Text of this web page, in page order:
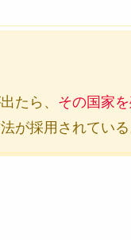
たら、 その国家
が採用されている